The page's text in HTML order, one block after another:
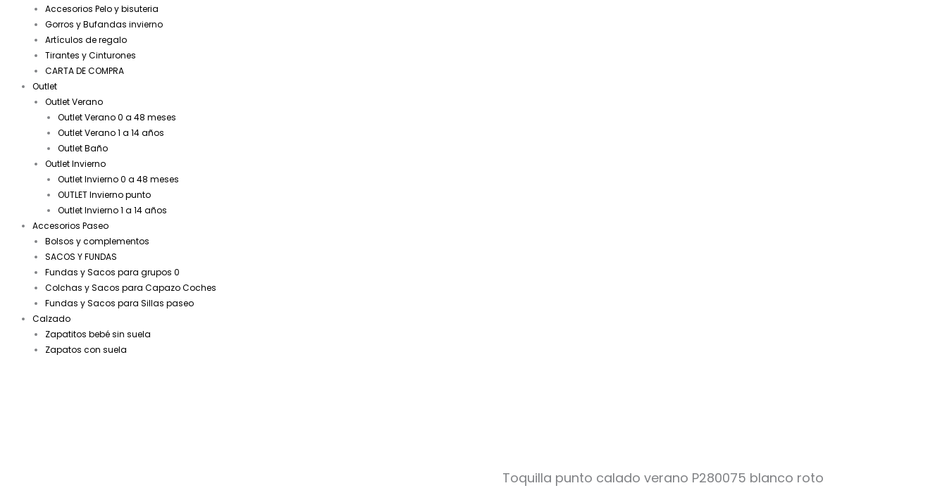
Accesorios Pelo y bisuteria
Gorros y Bufandas invierno
Artículos de regalo
Tirantes y Cinturones
CARTA DE COMPRA
Outlet
Outlet Verano
Outlet Verano 0 a 48 meses
Outlet Verano 1 a 14 años
Outlet Baño
Outlet Invierno
Outlet Invierno 0 a 48 meses
OUTLET Invierno punto
Outlet Invierno 1 a 14 años
Accesorios Paseo
Bolsos y complementos
SACOS Y FUNDAS
Fundas y Sacos para grupos 0
Colchas y Sacos para Capazo Coches
Fundas y Sacos para Sillas paseo
Calzado
Zapatitos bebé sin suela
Zapatos con suela
Toquilla punto calado verano P280075 blanco roto
Toquilla